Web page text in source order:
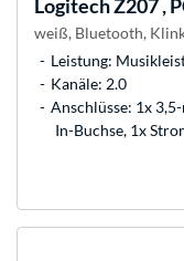
LogitechZ207 ,
weiß, Bluetooth,
Leistung:
Kanäle: 2.0
Anschlüsse: 1x
In-Buchse, 1x